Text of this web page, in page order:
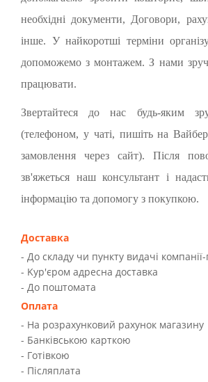
необхідні документи, Договори,
інше. У найкоротші терміни
допоможемо з монтажем. З нами
працювати.
Звертайтеся до нас будь-яким
(телефоном, у чаті, пишіть на
замовлення через сайт). Після
зв'яжеться наш консультант і
інформацію та допомогу з покупкою.
Доставка
- До складу чи пункту видачі
- Kур'єром адресна доставка
- До поштомата
Оплата
- На розрахунковий рахунок магазину
- Банківською карткою
- Готівкою
- Післяплата